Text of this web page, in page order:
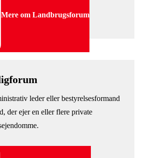
Mere om Landbrugsforum
leder eller bestyrelsesformand
der ejer en eller flere private